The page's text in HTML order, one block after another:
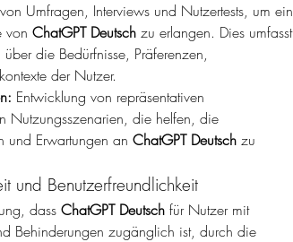
Umfragen, Interviews und Nutzertests, um ein
von ChatGPT Deutsch zu erlangen. Dies umfasst
die Bedürfnisse, Präferenzen,
der Nutzer.
Entwicklung von repräsentativen
Nutzungsszenarien, die helfen, die
und Erwartungen an ChatGPT Deutsch zu
und Benutzerfreundlichkeit
dass ChatGPT Deutsch für Nutzer mit
Behinderungen zugänglich ist, durch die